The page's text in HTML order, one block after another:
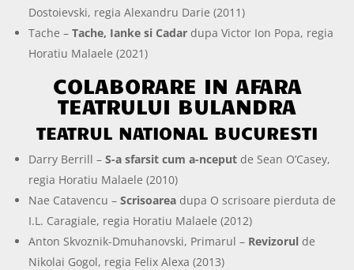
Dostoievski, regia Alexandru Darie (2011)
Tache –Tache, Ianke si Cadar dupa Victor Ion Popa, regia
Horatiu Malaele (2021)
COLABORARE IN AFARA
TEATRULUI BULANDRA
TEATRUL NATIONAL BUCURESTI
Darry Berrill –S-a sfarsit cum a-nceput de Sean O’Casey,
regia Horatiu Malaele (2010)
Nae Catavencu –Scrisoarea dupa O scrisoare pierduta de
I.L. Caragiale, regia Horatiu Malaele (2012)
Anton Skvoznik-Dmuhanovski, Primarul – Revizorul de
Nikolai Gogol, regia Felix Alexa (2013)